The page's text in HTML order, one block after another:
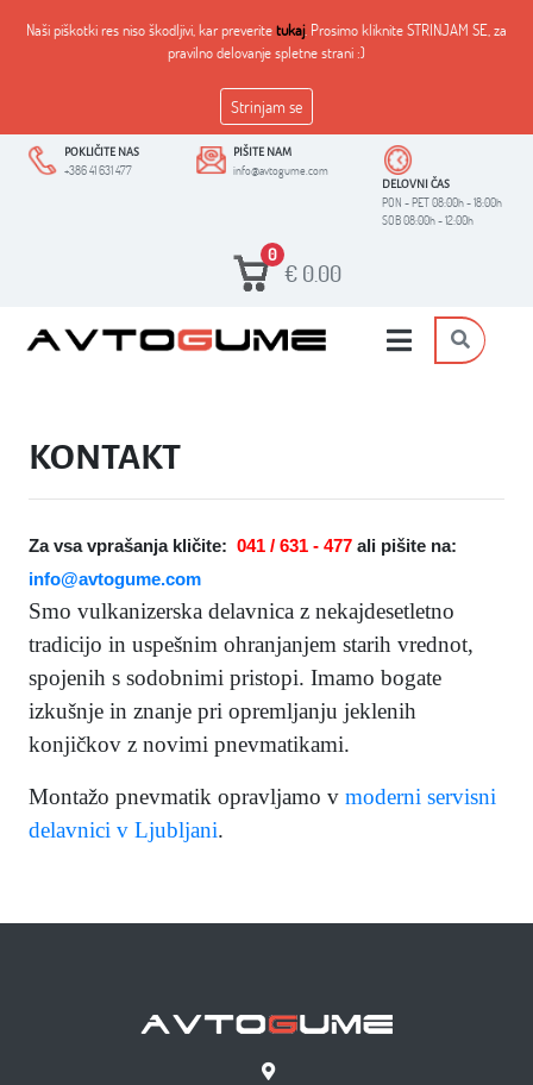
Naši piškotki res niso škodljivi, kar preveritetukaj. Prosimo kliknite STRINJAM SE, za
pravilno delovanje spletne strani :)
Strinjam se
POKLIČITE NAS
+386 41 631 477
PIŠITE NAM
info@avtogume.com
DELOVNI ČAS
PON - PET 08:00h - 18:00h
SOB 08:00h - 12:00h
0
€ 0.00
KONTAKT
Za vsa vprašanja kličite: 041 / 631 - 477ali pišite na:
info@avtogume.com
Smo vulkanizerska delavnica z nekajdesetletno
tradicijo in uspešnim ohranjanjem starih vrednot,
spojenih s sodobnimi pristopi. Imamo bogate
izkušnje in znanje pri opremljanju jeklenih
konjičkov z novimi pnevmatikami.
Montažo pnevmatik opravljamo v moderni servisni
delavnici v Ljubljani.